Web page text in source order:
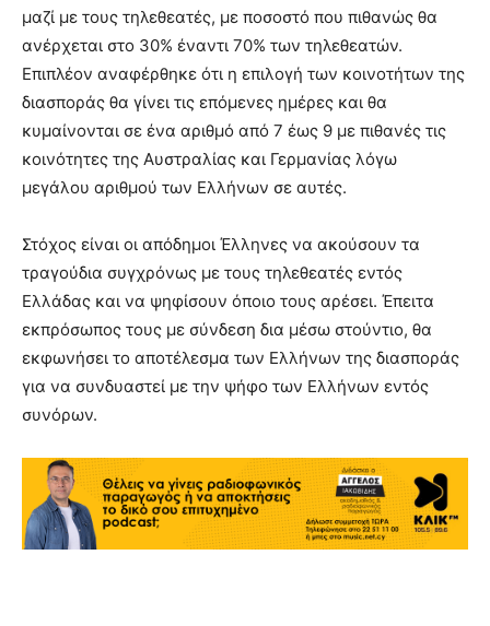
μαζί με τους τηλεθεατές, με ποσοστό που πιθανώς θα
ανέρχεται στο 30% έναντι 70% των τηλεθεατών.
Επιπλέον αναφέρθηκε ότι η επιλογή των κοινοτήτων της
διασποράς θα γίνει τις επόμενες ημέρες και θα
κυμαίνονται σε ένα αριθμό από 7 έως 9 με πιθανές τις
κοινότητες της Αυστραλίας και Γερμανίας λόγω
μεγάλου αριθμού των Ελλήνων σε αυτές.
Στόχος είναι οι απόδημοι Έλληνες να ακούσουν τα
τραγούδια συγχρόνως με τους τηλεθεατές εντός
Ελλάδας και να ψηφίσουν όποιο τους αρέσει. Έπειτα
εκπρόσωπος τους με σύνδεση δια μέσω στούντιο, θα
εκφωνήσει το αποτέλεσμα των Ελλήνων της διασποράς
για να συνδυαστεί με την ψήφο των Ελλήνων εντός
συνόρων.